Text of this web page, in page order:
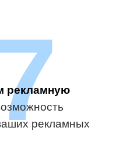
рекламную
рекламных